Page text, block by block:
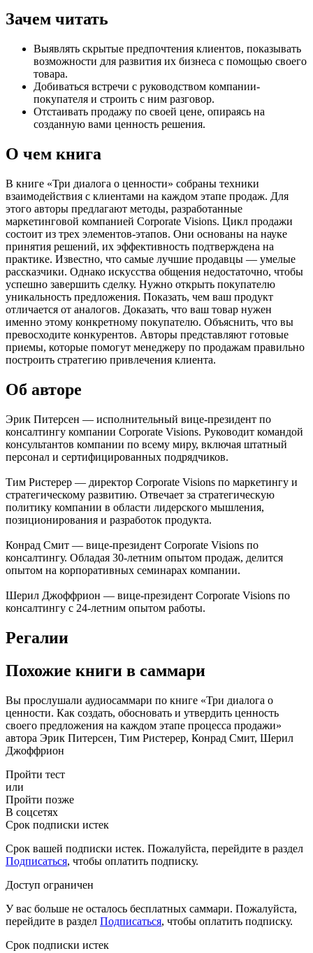
Зачем читать
Выявлять скрытые предпочтения клиентов, показывать
возможности для развития их бизнеса с помощью своего
товара.
Добиваться встречи с руководством компании-
покупателя и строить с ним разговор.
Отстаивать продажу по своей цене, опираясь на
созданную вами ценность решения.
О чем книга
В книге «Три диалога о ценности» собраны техники
взаимодействия с клиентами на каждом этапе продаж. Для
этого авторы предлагают методы, разработанные
маркетинговой компанией Corporate Visions. Цикл продажи
состоит из трех элементов-этапов. Они основаны на науке
принятия решений, их эффективность подтверждена на
практике. Известно, что самые лучшие продавцы — умелые
рассказчики. Однако искусства общения недостаточно, чтобы
успешно завершить сделку. Нужно открыть покупателю
уникальность предложения. Показать, чем ваш продукт
отличается от аналогов. Доказать, что ваш товар нужен
именно этому конкретному покупателю. Объяснить, что вы
превосходите конкурентов. Авторы представляют готовые
приемы, которые помогут менеджеру по продажам правильно
построить стратегию привлечения клиента.
Об авторе
Эрик Питерсен — исполнительный вице-президент по
консалтингу компании Corporate Visions. Руководит командой
консультантов компании по всему миру, включая штатный
персонал и сертифицированных подрядчиков.
Тим Ристерер — директор Corporate Visions по маркетингу и
стратегическому развитию. Отвечает за стратегическую
политику компании в области лидерского мышления,
позиционирования и разработок продукта.
Конрад Смит — вице-президент Corporate Visions по
консалтингу. Обладая 30-летним опытом продаж, делится
опытом на корпоративных семинарах компании.
Шерил Джоффрион — вице-президент Corporate Visions по
консалтингу с 24-летним опытом работы.
Регалии
Похожие книги в саммари
Вы прослушали аудиосаммари по книге «Три диалога о
ценности. Как создать, обосновать и утвердить ценность
своего предложения на каждом этапе процесса продажи»
автора Эрик Питерсен, Тим Ристерер, Конрад Смит, Шерил
Джоффрион
Пройти тест
или
Пройти позже
В соцсетях
Срок подписки истек
Срок вашей подписки истек. Пожалуйста, перейдите в раздел
Подписаться, чтобы оплатить подписку.
Доступ ограничен
У вас больше не осталось бесплатных саммари. Пожалуйста,
перейдите в раздел Подписаться, чтобы оплатить подписку.
Срок подписки истек